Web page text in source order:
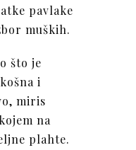
pavlake
muških.
što je
i
miris
na
plahte.